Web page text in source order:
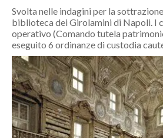
ITALIA
MONDO
POLITICA
ECONOMIA
SERVIZI ALLE IMPRESE
Svolta nelle indagini per la
biblioteca dei Girolamini di Napoli. I
operativo (Comando tutela
eseguito 6 ordinanze di custodia